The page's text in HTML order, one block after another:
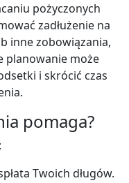
pożyczonych
zadłużenie na
inne zobowiązania,
planowanie może
i skrócić czas
pomaga?
Twoich długów.